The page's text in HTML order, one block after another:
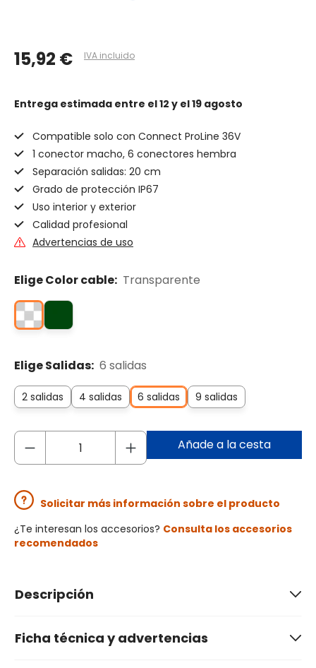
15,92 € IVA incluido
Entrega estimada entre el 12 y el 19 agosto
Compatible solo con Connect ProLine 36V
1 conector macho, 6 conectores hembra
Separación salidas: 20 cm
Grado de protección IP67
Uso interior y exterior
Calidad profesional
Advertencias de uso
Elige Color cable: Transparente
Elige Salidas: 6 salidas
2 salidas 4 salidas 6 salidas 9 salidas
Añade a la cesta
Solicitar más información sobre el producto
¿Te interesan los accesorios? Consulta los accesorios
recomendados
Descripción
Ficha técnica y advertencias